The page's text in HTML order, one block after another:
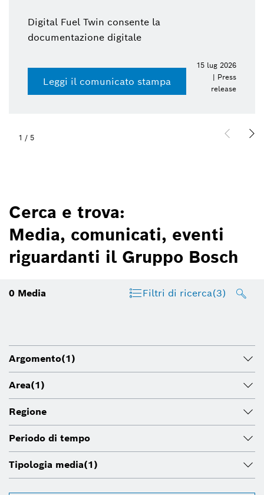
Digital Fuel Twin consente la
documentazione digitale
Leggi il comunicato stampa
15 lug 2026
| Press
release
1 / 5
Cerca e trova:
Media, comunicati, eventi
riguardanti il Gruppo Bosch
0 Media Filtri di ricerca(3)
Argomento(1)
Area(1)
Regione
Periodo di tempo
Tipologia media(1)